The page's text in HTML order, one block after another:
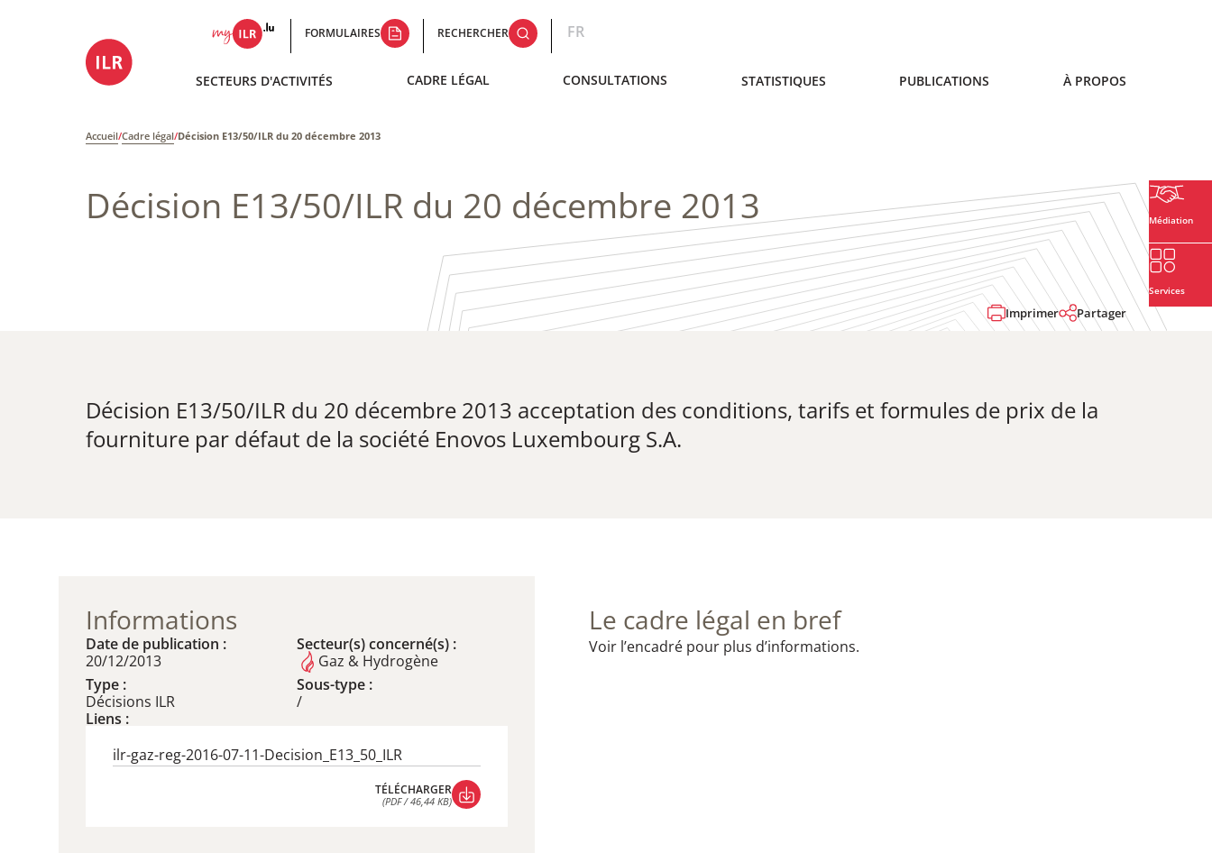
FORMULAIRES RECHERCHER FR
SECTEURS D'ACTIVITÉS CADRE LÉGAL CONSULTATIONS STATISTIQUES PUBLICATIONS À PROPOS
Accueil/Cadre légal/Décision E13/50/ILR du 20 décembre 2013
Médiation
Services
Décision E13/50/ILR du 20 décembre 2013
Imprimer Partager
Décision E13/50/ILR du 20 décembre 2013 ​acceptation des conditions, tarifs et formules de prix de la
fourniture par défaut de la société Enovos Luxembourg S.A.
Informations
Date de publication :
20/12/2013
Secteur(s) concerné(s) :
Gaz & Hydrogène
Type :
Décisions ILR
Sous-type :
/
Liens :
ilr-gaz-reg-2016-07-11-Decision_E13_50_ILR
TÉLÉCHARGER
(PDF / 46,44 KB)
Le cadre légal en bref
Voir l’encadré pour plus d’informations.